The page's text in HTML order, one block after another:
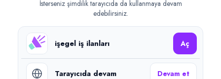
işegel.net bir ilan yayın platformudur; iş bulma aracılığı veya işe
yerleştirme faaliyeti yapmaz.
Benzer aramalar
İsterseniz şimdilik tarayıcıda da kullanmaya devam
edebilirsiniz.
işegel iş ilanları Aç
Tarayıcıda devam Devam et